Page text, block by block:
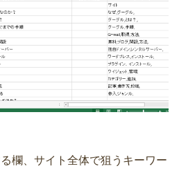
欄、サイト全体で狙うキーワー